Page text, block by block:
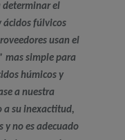
determinar el
ácidos fúlvicos
usan el
mas simple para
húmicos y
a nuestra
a su inexactitud,
y no es adecuado